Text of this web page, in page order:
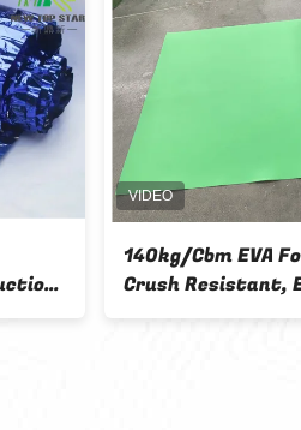
Underlay
Schalldichter